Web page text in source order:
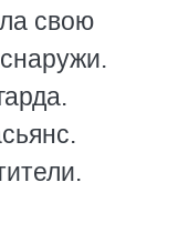
свою